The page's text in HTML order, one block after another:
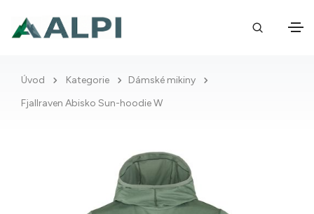
Úvod Kategorie
Dámské mikiny
Fjallraven Abisko Sun-hoodie W